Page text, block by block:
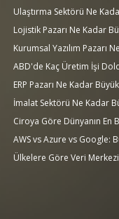
Ulaştırma Sektörü Ne
Lojistik Pazarı Ne Kadar
Kurumsal Yazılım Pazarı
ABD'de Kaç Üretim İşi
ERP Pazarı Ne Kadar
İmalat Sektörü Ne Kadar
Ciroya Göre Dünyanın En
AWS vs Azure vs Google:
Ülkelere Göre Veri Merkezi